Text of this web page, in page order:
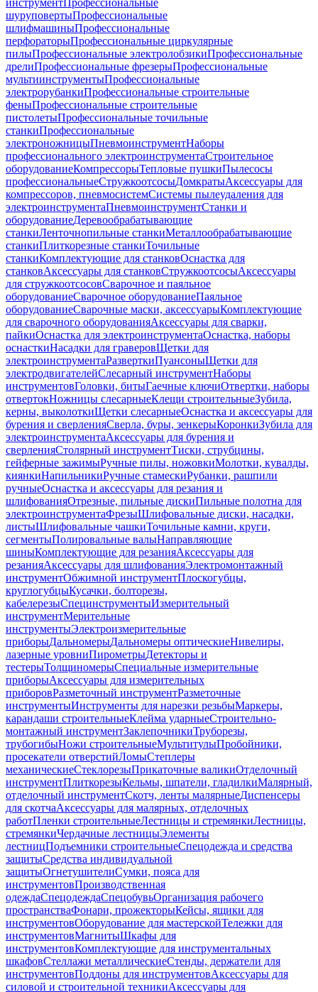
инструментПрофессиональные
шуруповертыПрофессиональные
шлифмашиныПрофессиональные
перфораторыПрофессиональные циркулярные
пилыПрофессиональные электролобзикиПрофессиональные
дрелиПрофессиональные фрезерыПрофессиональные
мультиинструментыПрофессиональные
электрорубанкиПрофессиональные строительные
феныПрофессиональные строительные
пистолетыПрофессиональные точильные
станкиПрофессиональные
электроножницыПневмоинструментНаборы
профессионального электроинструментаСтроительное
оборудованиеКомпрессорыТепловые пушкиПылесосы
профессиональныеСтружкоотсосыДомкратыАксессуары для
компрессоров, пневмосистемСистемы пылеудаления для
электроинструментаПневмоинструментСтанки и
оборудованиеДеревообрабатывающие
станкиЛенточнопильные станкиМеталлообрабатывающие
станкиПлиткорезные станкиТочильные
станкиКомплектующие для станковОснастка для
станковАксессуары для станковСтружкоотсосыАксессуары
для стружкоотсосовСварочное и паяльное
оборудованиеСварочное оборудованиеПаяльное
оборудованиеСварочные маски, аксессуарыКомплектующие
для сварочного оборудованияАксессуары для сварки,
пайкиОснастка для электроинструментаОснастка, наборы
оснасткиНасадки для граверовЩетки для
электроинструментаРазверткиПуансоныЩетки для
электродвигателейСлесарный инструментНаборы
инструментовГоловки, битыГаечные ключиОтвертки, наборы
отвертокНожницы слесарныеКлещи строительныеЗубила,
керны, выколоткиЩетки слесарныеОснастка и аксессуары для
бурения и сверленияСверла, буры, зенкерыКоронкиЗубила для
электроинструментаАксессуары для бурения и
сверленияСтолярный инструментТиски, струбцины,
гейферные зажимыРучные пилы, ножовкиМолотки, кувалды,
киянкиНапильникиРучные стамескиРубанки, рашпили
ручныеОснастка и аксессуары для резания и
шлифованияОтрезные, пильные дискиПильные полотна для
электроинструментаФрезыШлифовальные диски, насадки,
листыШлифовальные чашкиТочильные камни, круги,
сегментыПолировальные валыНаправляющие
шиныКомплектующие для резанияАксессуары для
резанияАксессуары для шлифованияЭлектромонтажный
инструментОбжимной инструментПлоскогубцы,
круглогубцыКусачки, болторезы,
кабелерезыСпецинструментыИзмерительный
инструментМерительные
инструментыЭлектроизмерительные
приборыДальномерыДальномеры оптическиеНивелиры,
лазерные уровниПирометрыДетекторы и
тестерыТолщиномерыСпециальные измерительные
приборыАксессуары для измерительных
приборовРазметочный инструментРазметочные
инструментыИнструменты для нарезки резьбыМаркеры,
карандаши строительныеКлейма ударныеСтроительно-
монтажный инструментЗаклепочникиТруборезы,
трубогибыНожи строительныеМультитулыПробойники,
просекатели отверстийЛомыСтеплеры
механическиеСтеклорезыПрикаточные валикиОтделочный
инструментПлиткорезыКельмы, шпатели, гладилкиМалярный,
отделочный инструментСкотч, ленты малярныеДиспенсеры
для скотчаАксессуары для малярных, отделочных
работПленки строительныеЛестницы и стремянкиЛестницы,
стремянкиЧердачные лестницыЭлементы
лестницПодъемники строительныеСпецодежда и средства
защитыСредства индивидуальной
защитыОгнетушителиСумки, пояса для
инструментовПроизводственная
одеждаСпецодеждаСпецобувьОрганизация рабочего
пространстваФонари, прожекторыКейсы, ящики для
инструментовОборудование для мастерскойТележки для
инструментовМагнитыШкафы для
инструментовКомплектующие для инструментальных
шкафовСтеллажи металлическиеСтенды, держатели для
инструментовПоддоны для инструментовАксессуары для
силовой и строительной техникиАксессуары для